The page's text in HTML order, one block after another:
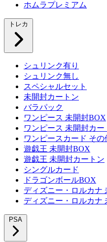
ホムラプレミアム
トレカ
シュリンク有り
シュリンク無し
スペシャルセット
未開封カートン
バラパック
ワンピース 未開封BOX
ワンピース 未開封カー
ワンピースカード その
遊戯王 未開封BOX
遊戯王 未開封カートン
シングルカード
ドラゴンボールBOX
ディズニー・ロルカナ
ディズニー・ロルカナ
PSA